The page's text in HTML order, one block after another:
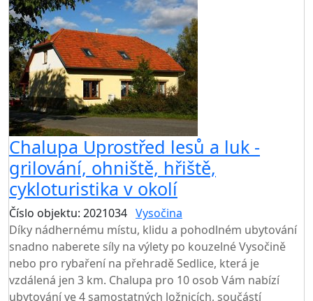
Chalupa Uprostřed lesů a luk -
grilování, ohniště, hřiště,
cykloturistika v okolí
Číslo objektu: 2021034 Vysočina
Díky nádhernému místu, klidu a pohodlném ubytování
snadno naberete síly na výlety po kouzelné Vysočině
nebo pro rybaření na přehradě Sedlice, která je
vzdálená jen 3 km. Chalupa pro 10 osob Vám nabízí
ubytování ve 4 samostatných ložnicích, součástí